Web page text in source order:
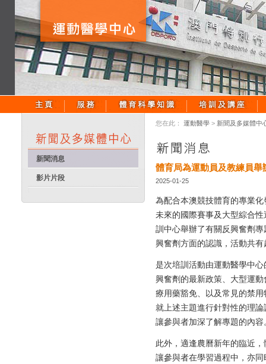
新聞消息
影片片段
您在此： 運動醫學 > 新聞及多媒體中
體育局為運動員及教練員
2025-01-25
為配合本澳競技體育的專業
未來的國際賽事及大型綜合
訓中心舉辦了有關反興奮劑
興奮劑方面的認識，活動共
是次培訓活動由運動醫學中
興奮劑的最新政策、大型運
療用藥豁免、以及常見的禁
就上述主題進行針對性的理
讓參與者加深了解專題的內容
此外，適逢農曆新年的臨近
讓參與者在學習過程中，亦